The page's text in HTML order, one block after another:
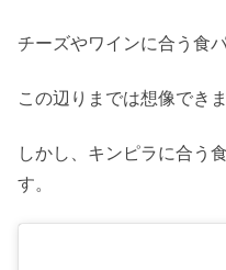
チーズやワインに合う食パ
この辺りまでは想像できま
しかし、キンピラに合う
す。